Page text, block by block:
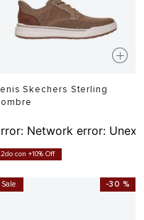
token T in JSON at
Skechers Sterling
Network error:
2do con +10% Off
Sale -30 %